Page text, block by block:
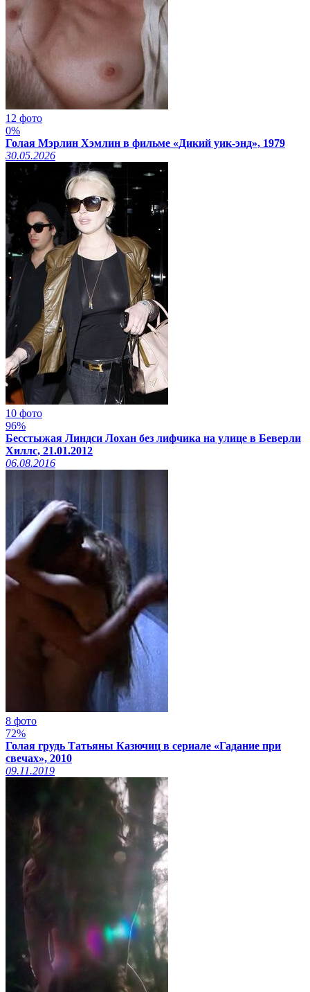
12 фото
0%
Голая Мэрлин Хэмлин в фильме «Дикий уик-энд», 1979
30.05.2026
10 фото
96%
Бесстыжая Линдси Лохан без лифчика на улице в Беверли
Хиллс, 21.01.2012
06.08.2016
8 фото
72%
Голая грудь Татьяны Казючиц в сериале «Гадание при
свечах», 2010
09.11.2019